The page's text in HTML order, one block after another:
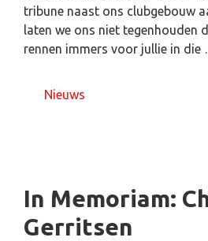
tribune naast ons clubgebouw
laten we ons niet tegenhouden
rennen immers voor jullie in die
Nieuws
In Memoriam:
Gerritsen